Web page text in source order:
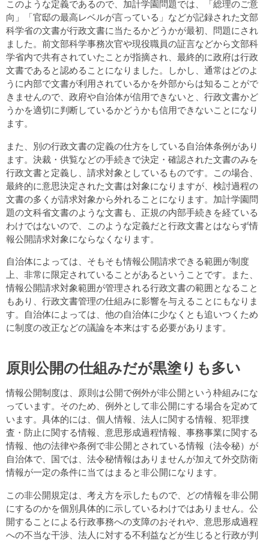
このような定義であるので、加計学園問題では、「総理のご意
向」「官邸の最高レベルが言っている」などが記録された文部
科学省の文書が行政文書に当たるかどうかが最初、問題にされ
ました。前文部科学事務次官や現役職員の証言などから文部科
学省内で共有されていたことが指摘され、最終的に政府は行政
文書であると認めることになりました。しかし、通常はどのよ
うに内部で文書が利用されているかを外部からは知ることがで
きませんので、政府や自治体が信用できないと、行政文書かど
うかを適切に判断しているかどうかも信用できないことになり
ます。
また、別の行政文書の定義の仕方をしている自治体条例があり
ます。決裁・供覧などの手続きで決定・確認された文書のみを
行政文書と定義し、請求対象としているものです。この場合、
最終的に意思決定された文書は対象になりますが、検討過程の
文書の多くが請求対象から外れることになります。加計学園問
題の文科省文書のような文書も、正規の内部手続きを経ている
わけではないので、このような定義だと行政文書とはならず情
報公開請求対象にならなくなります。
自治体によっては、そもそも情報公開請求できる範囲が制度
上、非常に限定されていることがあるということです。また、
情報公開請求対象範囲が管理される行政文書の範囲となること
もあり、行政文書管理の仕組みに影響を与えることにもなりま
す。自治体によっては、他の自治体に少なくとも追いつくため
に制度の改正などの議論を本来はする必要があります。
原則公開の仕組みだが黒塗りも多い
情報公開制度は、原則は公開で例外が非公開という枠組みにな
っています。そのため、例外として非公開にする場合を定めて
います。具体的には、個人情報、法人に関する情報、犯罪捜
査・防止に関する情報、意思形成過程情報、事務事業に関する
情報、他の法律や条例で非公開とされている情報（法令秘）が
自治体で、国では、法令秘情報はありませんが加えて外交防衛
情報が一定の条件に当てはまると非公開になります。
この非公開規定は、考え方を示したもので、どの情報を非公開
にするのかを個別具体的に示しているわけではありません。公
開することによる行政事務への支障のおそれや、意思形成過程
への不当な干渉、法人に対する不利益などが生じると行政が判